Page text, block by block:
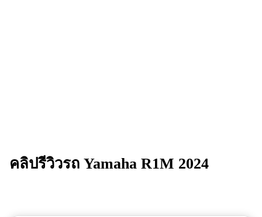
คลิปรีวิวรถ Yamaha R1M 2024